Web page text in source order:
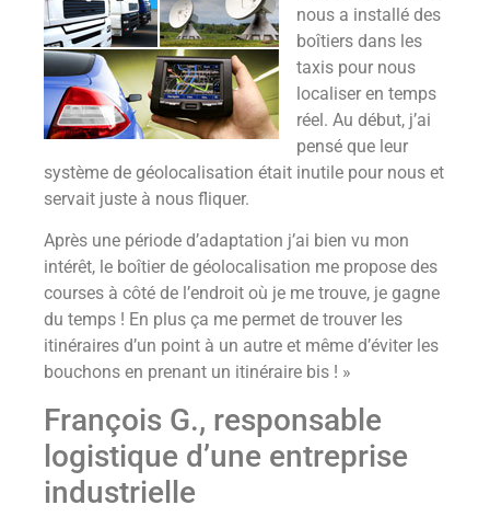
nous a installé des
boîtiers dans les
taxis pour nous
localiser en temps
réel. Au début, j’ai
pensé que leur
système de géolocalisation était inutile pour nous et
servait juste à nous fliquer.
Après une période d’adaptation j’ai bien vu mon
intérêt, le boîtier de géolocalisation me propose des
courses à côté de l’endroit où je me trouve, je gagne
du temps ! En plus ça me permet de trouver les
itinéraires d’un point à un autre et même d’éviter les
bouchons en prenant un itinéraire bis ! »
François G., responsable
logistique d’une entreprise
industrielle